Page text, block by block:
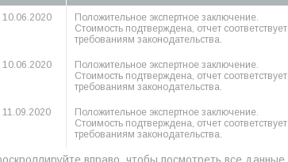
10.06.2020
Положительное экспертное заключение.
Стоимость подтверждена, отчет соответствует
требованиям законодательства.
10.06.2020
Положительное экспертное заключение.
Стоимость подтверждена, отчет соответствует
требованиям законодательства.
11.09.2020
Положительное экспертное заключение.
Стоимость подтверждена, отчет соответствует
требованиям законодательства.